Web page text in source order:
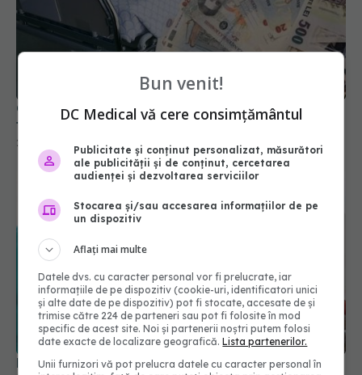
faci asigurare voluntară
22 aug 2025, 18:00
Premierul Nicolae Ciucă și subordonații săi au
donat sânge pentru răniții din Ucraina
27 feb 2022, 13:50
Bun venit!
DC Medical vă cere consimțământul
Publicitate și conținut personalizat, măsurători
ale publicității și de conținut, cercetarea
audienței și dezvoltarea serviciilor
Stocarea și/sau accesarea informațiilor de pe
un dispozitiv
Aflați mai multe
Datele dvs. cu caracter personal vor fi prelucrate, iar
informațiile de pe dispozitiv (cookie-uri, identificatori unici
și alte date de pe dispozitiv) pot fi stocate, accesate de și
trimise către 224 de parteneri sau pot fi folosite în mod
specific de acest site. Noi și partenerii noștri putem folosi
date exacte de localizare geografică.Lista partenerilor.
Unii furnizori vă pot prelucra datele cu caracter personal în